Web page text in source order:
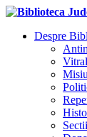
Despre